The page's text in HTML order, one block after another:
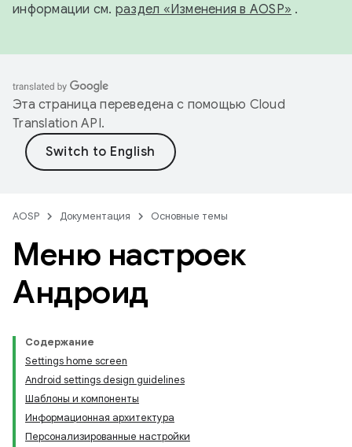
информации см. раздел «Изменения в AOSP» .
Эта страница переведена с помощью Cloud
Translation API.
AOSP Документация Основные темы
Меню настроек
Андроид
Содержание
Settings home screen
Android settings design guidelines
Шаблоны и компоненты
Информационная архитектура
Персонализированные настройки